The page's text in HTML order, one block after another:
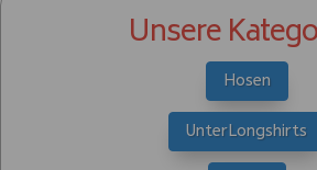
Unsere
Hosen
UnterLongshirts